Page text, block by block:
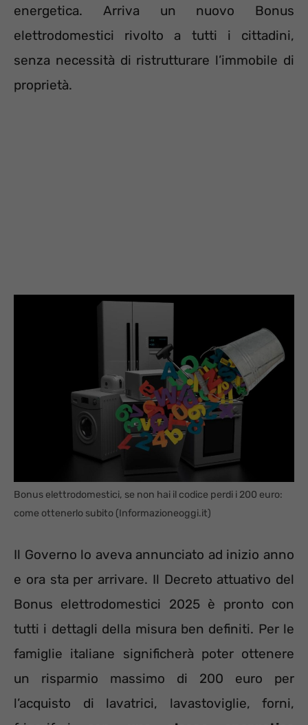
energetica. Arriva un nuovo Bonus
elettrodomestici rivolto a tutti i cittadini,
senza necessità di ristrutturare l’immobile di
proprietà.
Bonus elettrodomestici, se non hai il codice perdi i 200 euro:
come ottenerlo subito (Informazioneoggi.it)
Il Governo lo aveva annunciato ad inizio anno
e ora sta per arrivare. Il Decreto attuativo del
Bonus elettrodomestici 2025 è pronto con
tutti i dettagli della misura ben definiti. Per le
famiglie italiane significherà poter ottenere
un risparmio massimo di 200 euro per
l’acquisto di lavatrici, lavastoviglie, forni,